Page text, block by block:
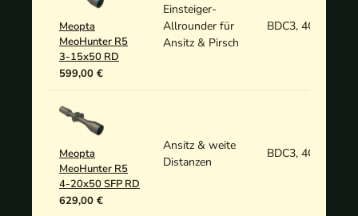
Meopta
MeoHunter R5
3-15x50 RD
599,00 €
Einsteiger-
Allrounder für
Ansitz & Pirsch
BDC3, 4C
Meopta
MeoHunter R5
4-20x50 SFP RD
629,00 €
Ansitz & weite
Distanzen
BDC3, 4C